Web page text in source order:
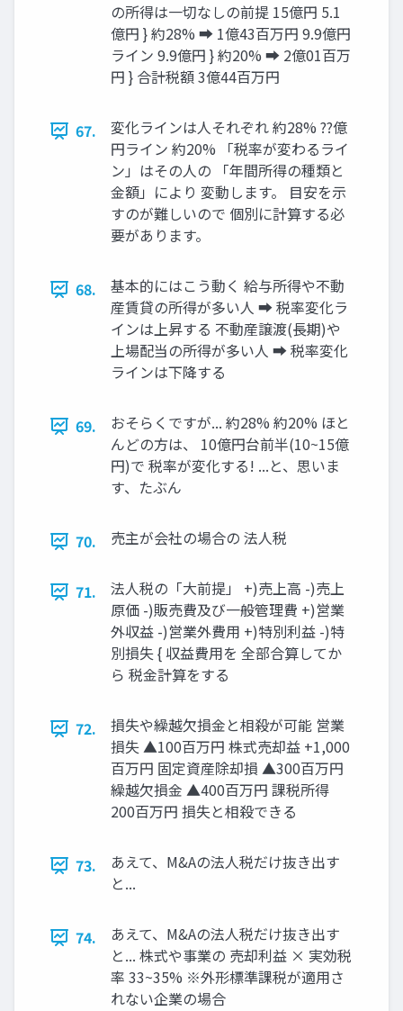
の所得は一切なしの前提 15億円 5.1
億円 } 約28% ➡ 1億43百万円 9.9億円
ライン 9.9億円 } 約20% ➡ 2億01百万
円 } 合計税額 3億44百万円
67.
変化ラインは人それぞれ 約28% ??億
円ライン 約20% 「税率が変わるライ
ン」はその人の 「年間所得の種類と
金額」により 変動します。 目安を示
すのが難しいので 個別に計算する必
要があります。
68.
基本的にはこう動く 給与所得や不動
産賃貸の所得が多い人 ➡ 税率変化ラ
インは上昇する 不動産譲渡(長期)や
上場配当の所得が多い人 ➡ 税率変化
ラインは下降する
69.
おそらくですが... 約28% 約20% ほと
んどの方は、 10億円台前半(10~15億
円)で 税率が変化する! ...と、思いま
す、たぶん
70. 売主が会社の場合の 法人税
71.
法人税の「大前提」 +)売上高 -)売上
原価 -)販売費及び一般管理費 +)営業
外収益 -)営業外費用 +)特別利益 -)特
別損失 { 収益費用を 全部合算してか
ら 税金計算をする
72.
損失や繰越欠損金と相殺が可能 営業
損失 ▲100百万円 株式売却益 +1,000
百万円 固定資産除却損 ▲300百万円
繰越欠損金 ▲400百万円 課税所得
200百万円 損失と相殺できる
73.
あえて、M&Aの法人税だけ抜き出す
と...
74.
あえて、M&Aの法人税だけ抜き出す
と... 株式や事業の 売却利益 × 実効税
率 33~35% ※外形標準課税が適用さ
れない企業の場合